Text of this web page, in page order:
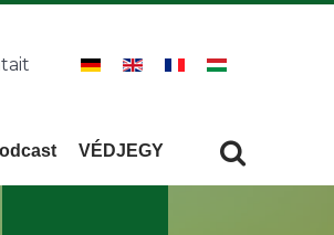
VÉDJEGY